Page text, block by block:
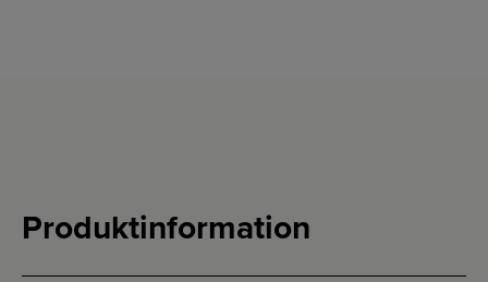
Produktinformation